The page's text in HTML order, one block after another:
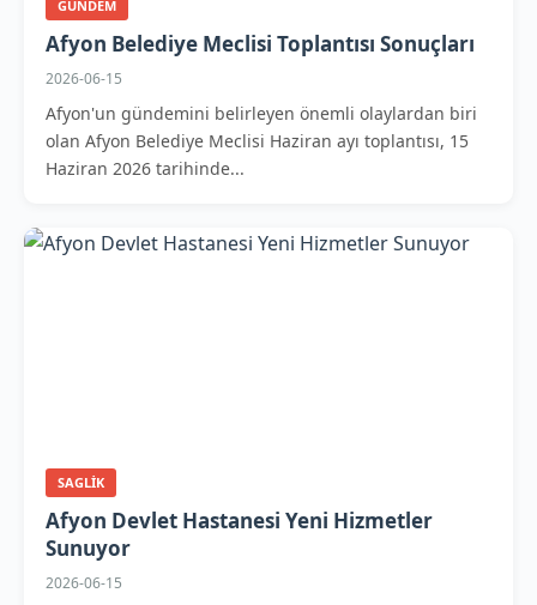
GUNDEM
Afyon Belediye Meclisi Toplantısı Sonuçları
2026-06-15
Afyon'un gündemini belirleyen önemli olaylardan biri
olan Afyon Belediye Meclisi Haziran ayı toplantısı, 15
Haziran 2026 tarihinde...
SAGLIK
Afyon Devlet Hastanesi Yeni Hizmetler
Sunuyor
2026-06-15